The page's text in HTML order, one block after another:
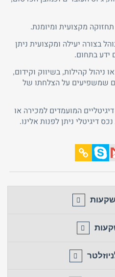
מקצועית ומיומנת.
בצורה יעילה ומקצועית ניתן
ידע בתחום.
ניהול קהילות, בשיווק וקידום,
שמשפיעים על הצלחתו של
המועמדים למכירה או
דיגיטלי ניתן לפנות אלינו.